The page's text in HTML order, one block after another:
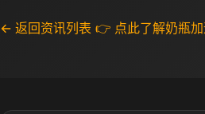
← 返回资讯列表 👉 点此了解奶瓶